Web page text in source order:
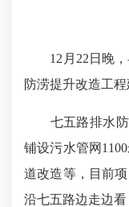
12月22日晚，
防涝提升改造工
七五路排水防
铺设污水管网
道改造等，目前
沿七五路边走边看